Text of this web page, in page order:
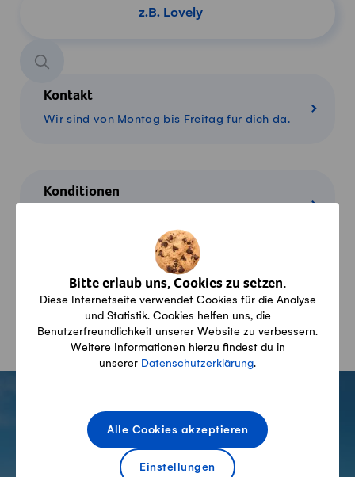
Bitte erlaub uns, Cookies zu setzen.
Diese Internetseite verwendet Cookies für die Analyse
und Statistik. Cookies helfen uns, die
Benutzerfreundlichkeit unserer Website zu verbessern.
Weitere Informationen hierzu findest du in
unserer Datenschutzerklärung.
Einstellungen
Alle Cookies akzeptieren
Kontakt
Wir sind von Montag bis Freitag für dich da.
Konditionen
Warenkorb
Übersicht über deine Produkte im Warenkorb